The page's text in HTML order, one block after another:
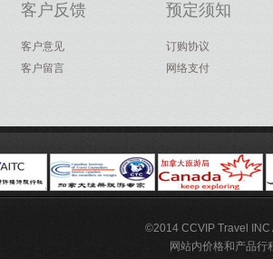
客户反馈
客户意见
客户留言
预定须知
订购协议
网络支付
©2014 CCVIP Travel INC
网站内价格和产品行